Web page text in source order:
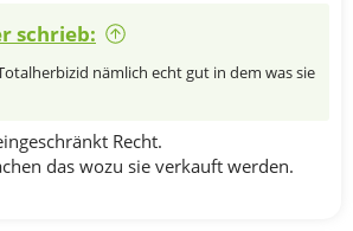
schrieb:
nämlich echt gut in dem was sie
Recht.
das wozu sie verkauft werden.